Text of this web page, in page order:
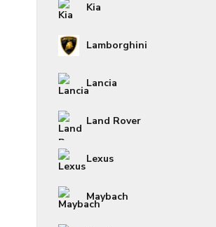
Kia
Lamborghini
Lancia
Land Rover
Lexus
Maybach